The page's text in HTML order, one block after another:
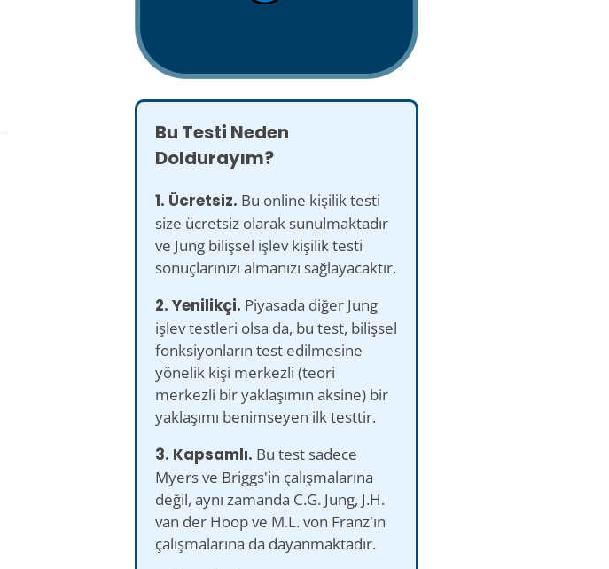
Bu Testi Neden
Doldurayım?
1. Ücretsiz. Bu online kişilik testi
size ücretsiz olarak sunulmaktadır
ve Jung bilişsel işlev kişilik testi
sonuçlarınızı almanızı sağlayacaktır.
2. Yenilikçi. Piyasada diğer Jung
işlev testleri olsa da, bu test, bilişsel
fonksiyonların test edilmesine
yönelik kişi merkezli (teori
merkezli bir yaklaşımın aksine) bir
yaklaşımı benimseyen ilk testtir.
3. Kapsamlı. Bu test sadece
Myers ve Briggs'in çalışmalarına
değil, aynı zamanda C.G. Jung, J.H.
van der Hoop ve M.L. von Franz'ın
çalışmalarına da dayanmaktadır.